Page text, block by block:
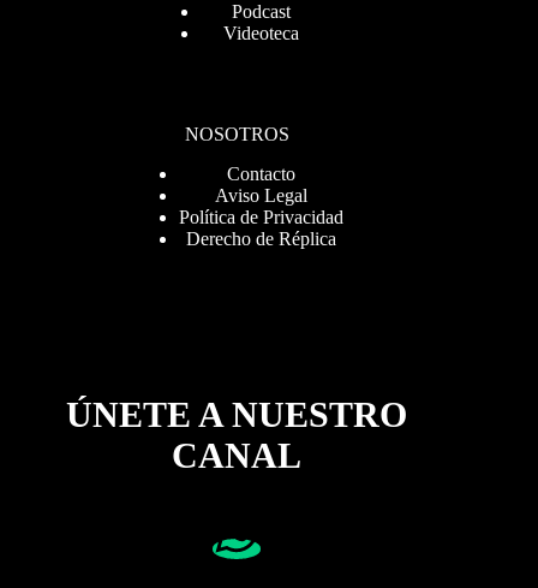
Podcast
Videoteca
NOSOTROS
Contacto
Aviso Legal
Política de Privacidad
Derecho de Réplica
ÚNETE A NUESTRO
CANAL